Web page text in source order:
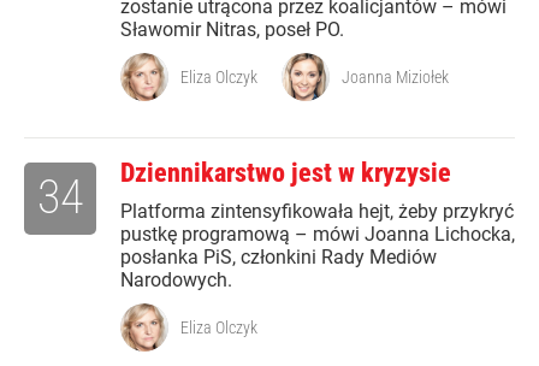
zostanie utrącona przez koalicjantów – mówi
Sławomir Nitras, poseł PO.
Eliza Olczyk Joanna Miziołek
Dziennikarstwo jest w kryzysie
Platforma zintensyfikowała hejt, żeby przykryć
pustkę programową – mówi Joanna Lichocka,
posłanka PiS, członkini Rady Mediów
Narodowych.
34
Eliza Olczyk